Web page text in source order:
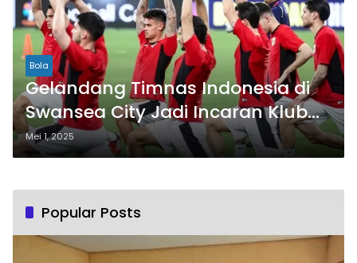
Bola
Gelandang Timnas Indonesia di
Swansea City Jadi Incaran Klub
Liga Inggris
Mei 1, 2025
Popular Posts